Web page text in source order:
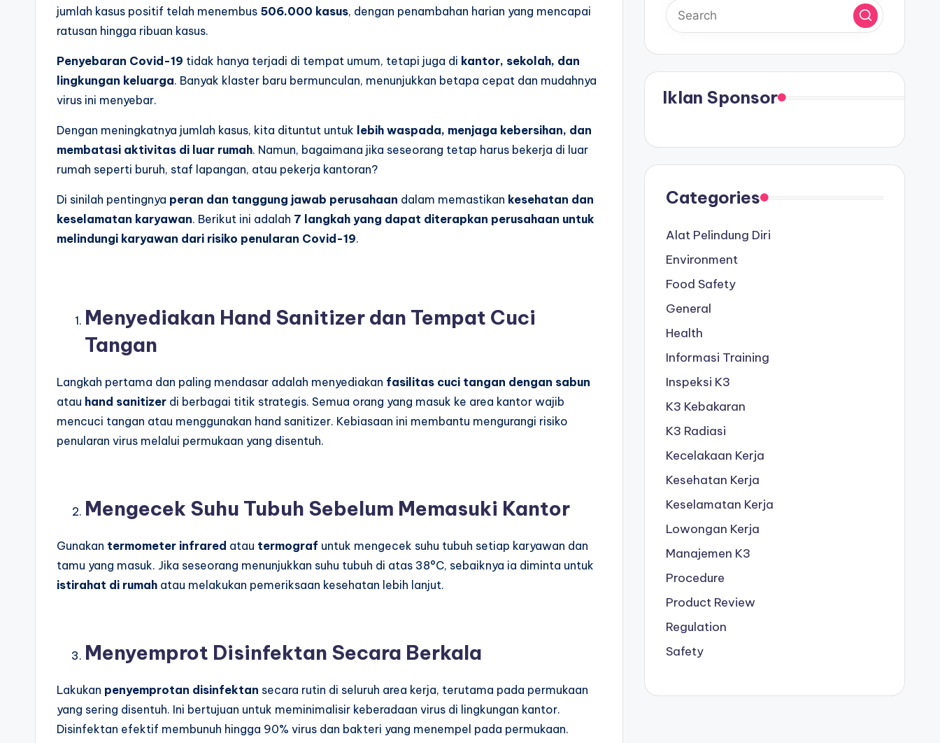
jumlah kasus positif telah menembus 506.000 kasus, dengan penambahan harian yang mencapai
ratusan hingga ribuan kasus.
Penyebaran Covid-19 tidak hanya terjadi di tempat umum, tetapi juga di kantor, sekolah, dan
lingkungan keluarga. Banyak klaster baru bermunculan, menunjukkan betapa cepat dan mudahnya
virus ini menyebar.
Dengan meningkatnya jumlah kasus, kita dituntut untuk lebih waspada, menjaga kebersihan, dan
membatasi aktivitas di luar rumah. Namun, bagaimana jika seseorang tetap harus bekerja di luar
rumah seperti buruh, staf lapangan, atau pekerja kantoran?
Di sinilah pentingnya peran dan tanggung jawab perusahaan dalam memastikan kesehatan dan
keselamatan karyawan. Berikut ini adalah 7 langkah yang dapat diterapkan perusahaan untuk
melindungi karyawan dari risiko penularan Covid-19.
Menyediakan Hand Sanitizer dan Tempat Cuci
Tangan
Langkah pertama dan paling mendasar adalah menyediakan fasilitas cuci tangan dengan sabun
atau hand sanitizer di berbagai titik strategis. Semua orang yang masuk ke area kantor wajib
mencuci tangan atau menggunakan hand sanitizer. Kebiasaan ini membantu mengurangi risiko
penularan virus melalui permukaan yang disentuh.
Mengecek Suhu Tubuh Sebelum Memasuki Kantor
Gunakan termometer infrared atau termograf untuk mengecek suhu tubuh setiap karyawan dan
tamu yang masuk. Jika seseorang menunjukkan suhu tubuh di atas 38°C, sebaiknya ia diminta untuk
istirahat di rumah atau melakukan pemeriksaan kesehatan lebih lanjut.
Menyemprot Disinfektan Secara Berkala
Lakukan penyemprotan disinfektan secara rutin di seluruh area kerja, terutama pada permukaan
yang sering disentuh. Ini bertujuan untuk meminimalisir keberadaan virus di lingkungan kantor.
Disinfektan efektif membunuh hingga 90% virus dan bakteri yang menempel pada permukaan.
Iklan Sponsor
Categories
Alat Pelindung Diri
Environment
Food Safety
General
Health
Informasi Training
Inspeksi K3
K3 Kebakaran
K3 Radiasi
Kecelakaan Kerja
Kesehatan Kerja
Keselamatan Kerja
Lowongan Kerja
Manajemen K3
Procedure
Product Review
Regulation
Safety